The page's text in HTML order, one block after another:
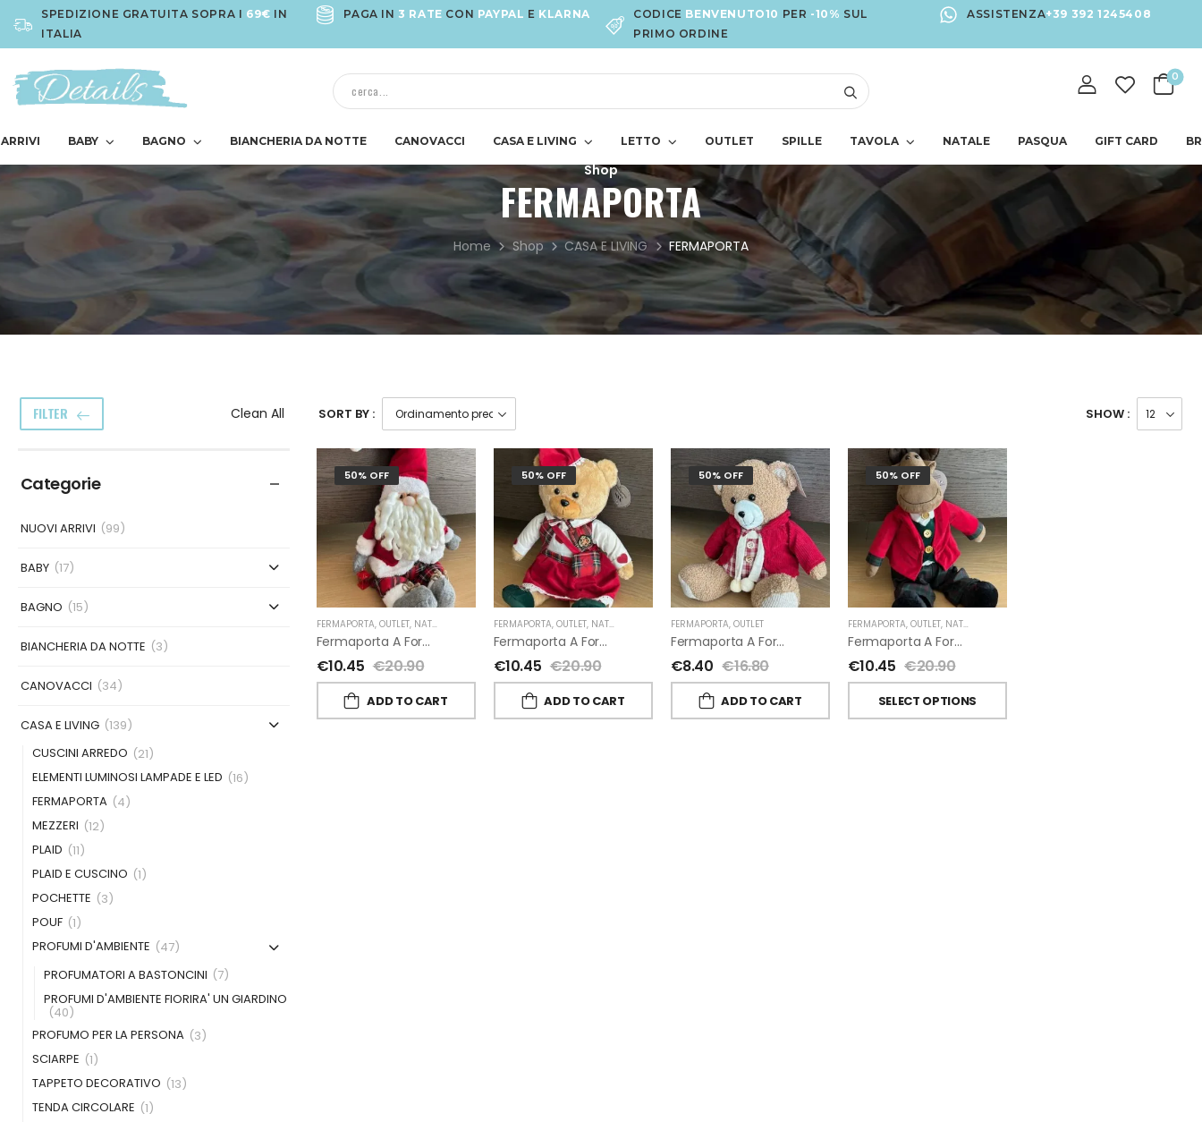
SPEDIZIONE GRATUITA SOPRA I 69€ IN
ITALIA
PAGA IN 3 RATE CON PAYPAL E KLARNA CODICE BENVENUTO10 PER -10% SUL
PRIMO ORDINE
ASSISTENZA+39 392 1245408
0
BABY BAGNO BIANCHERIA DA NOTTE CANOVACCI CASA E LIVING LETTO OUTLET SPILLE TAVOLA NATALE PASQUA GIFT CARD
Shop
FERMAPORTA
Home Shop CASA E LIVING FERMAPORTA
FILTER Clean All
Categorie
NUOVI ARRIVI (99)
BABY (17)
BAGNO (15)
BIANCHERIA DA NOTTE (3)
CANOVACCI (34)
CASA E LIVING (139)
CUSCINI ARREDO (21)
ELEMENTI LUMINOSI LAMPADE E LED (16)
FERMAPORTA (4)
MEZZERI (12)
PLAID (11)
PLAID E CUSCINO (1)
POCHETTE (3)
POUF (1)
PROFUMI D'AMBIENTE (47)
PROFUMATORI A BASTONCINI (7)
PROFUMI D'AMBIENTE FIORIRA' UN GIARDINO
(40)
PROFUMO PER LA PERSONA (3)
SCIARPE (1)
TAPPETO DECORATIVO (13)
TENDA CIRCOLARE (1)
SORT BY : SHOW :
50% OFF
FERMAPORTA, OUTLET, NATALE
Fermaporta A Forma Di Babbo Natale
€10.45 €20.90
ADD TO CART
50% OFF
FERMAPORTA, OUTLET, NATALE
Fermaporta A Forma Di Orsetta
€10.45 €20.90
ADD TO CART
50% OFF
FERMAPORTA, OUTLET
Fermaporta A Forma Di Orsetto
€8.40 €16.80
ADD TO CART
50% OFF
FERMAPORTA, OUTLET, NATALE
Fermaporta A Forma Di Renna Oliver E Lola
€10.45 €20.90
SELECT OPTIONS